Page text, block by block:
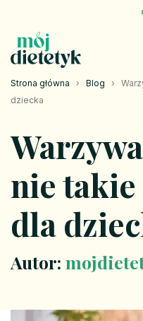
Strona główna › Blog ›
dziecka
nie
dla
Autor: